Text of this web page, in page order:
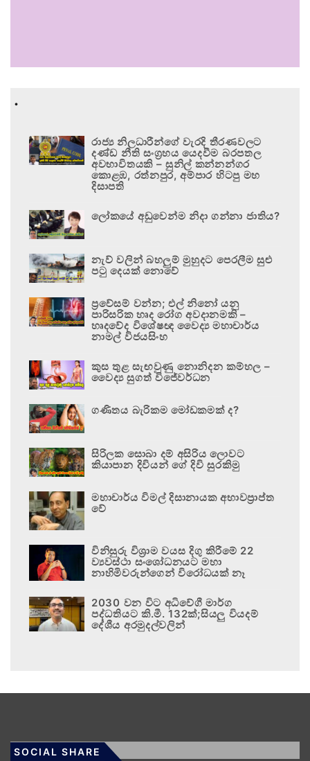
.
රාජ්‍ය නිලධාරීන්ගේ වැරදි තීරණවලට
දණ්ඩ නීති සංග්‍රහය යෙදවීම බරපතල
අවභාවිතයකි – සුනිල් කන්නන්ගර
කොළඹ, රත්නපුර, අම්පාර හිටපු මහ
දිසාපති
ලෝකයේ අඩුවෙන්ම නිදා ගන්නා ජාතිය?
නැව් වලින් බහලුම් මුහුදට පෙරලීම සුළු
පටු දෙයක් නොවේ
ප්‍රවේසම් වන්න; එල් නිනෝ යනු
පාරිසරික හෘද රෝග අවදානමකි –
හෘදවේද විශේෂඥ වෛද්‍ය මහාචාර්ය
නාමල් විජයසිංහ
කුස තුළ සැඟවුණු නොනිදන කම්හල –
වෛද්‍ය සුගත් විජේවර්ධන
ගණිතය බැරිකම මෝඩකමක් ද?
සිරිලක සොබා දම් අසිරිය ලොවට
කියාපාන දිවියන් ගේ දිවි සුරකිමු
මහාචාර්ය විමල් දිසානායක අභාවප්‍රාප්ත
වේ
විනිසුරු විශ්‍රාම වයස දිගු කිරීමේ 22
ව්‍යවස්ථා සංශෝධනයට මහා
නාහිමිවරුන්ගෙන් විරෝධයක් නෑ
2030 වන විට අධිවේගී මාර්ග
පද්ධතියට කි.මී. 132ක්;සියලු වියදම්
දේශීය අරමුදල්වලින්
SOCIAL SHARE